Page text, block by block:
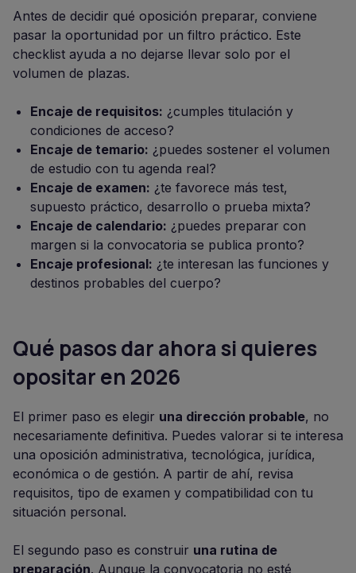
Antes de decidir qué oposición preparar, conviene
pasar la oportunidad por un filtro práctico. Este
checklist ayuda a no dejarse llevar solo por el
volumen de plazas.
Encaje de requisitos: ¿cumples titulación y
condiciones de acceso?
Encaje de temario: ¿puedes sostener el volumen
de estudio con tu agenda real?
Encaje de examen: ¿te favorece más test,
supuesto práctico, desarrollo o prueba mixta?
Encaje de calendario: ¿puedes preparar con
margen si la convocatoria se publica pronto?
Encaje profesional: ¿te interesan las funciones y
destinos probables del cuerpo?
Qué pasos dar ahora si quieres
opositar en 2026
El primer paso es elegir una dirección probable, no
necesariamente definitiva. Puedes valorar si te interesa
una oposición administrativa, tecnológica, jurídica,
económica o de gestión. A partir de ahí, revisa
requisitos, tipo de examen y compatibilidad con tu
situación personal.
El segundo paso es construir una rutina de
preparación. Aunque la convocatoria no esté